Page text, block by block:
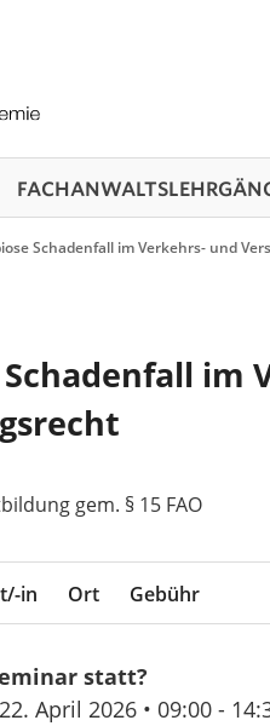
Schadenfall im Verkehrs- und
im
gem. § 15 FAO
in Ort Gebühr
statt?
April 2026 • 09:00 -